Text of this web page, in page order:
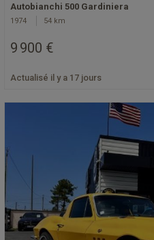
Autobianchi 500 Gardiniera
1974 54 km
9 900 €
Actualisé il y a 17 jours